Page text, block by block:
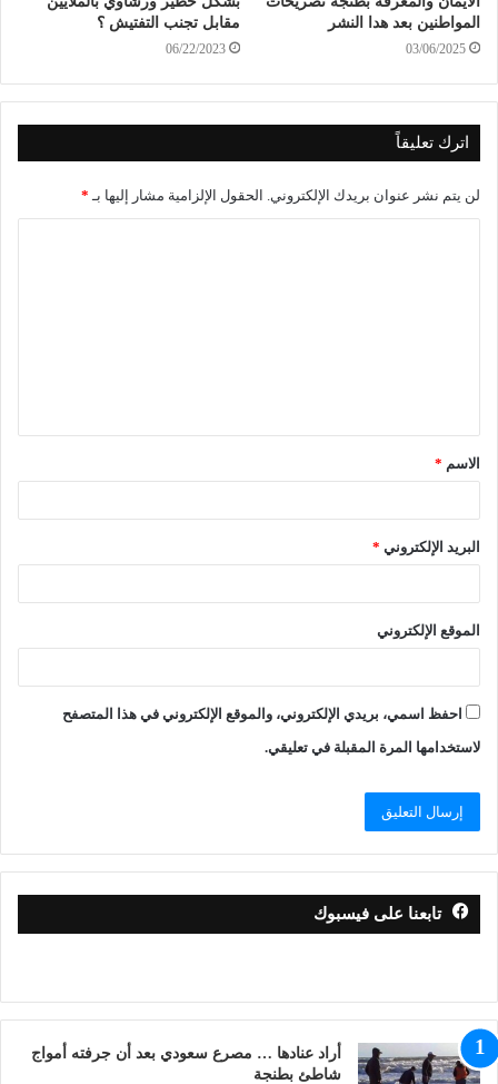
المواطنين بعد هدا النشر
03/06/2025
مقابل تجنب التفتيش ؟
06/22/2023
اترك تعليقاً
لن يتم نشر عنوان بريدك الإلكتروني. الحقول الإلزامية مشار إليها بـ *
الاسم *
البريد الإلكتروني *
الموقع الإلكتروني
احفظ اسمي، بريدي الإلكتروني، والموقع الإلكتروني في هذا المتصفح
لاستخدامها المرة المقبلة في تعليقي.
تابعنا على فيسبوك
أراد عنادها … مصرع سعودي بعد أن جرفته أمواج
شاطئ بطنجة